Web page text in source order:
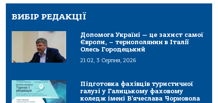
ВИБІР РЕДАКЦІЇ
Допомога Україні — це захист самої
Європи, – тернополянин в Італії
Олесь Городецький
21:02, 3 Серпня, 2026
Підготовка фахівців туристичної
галузі у Галицькому фаховому
коледж імені В’ячеслава Чорновола